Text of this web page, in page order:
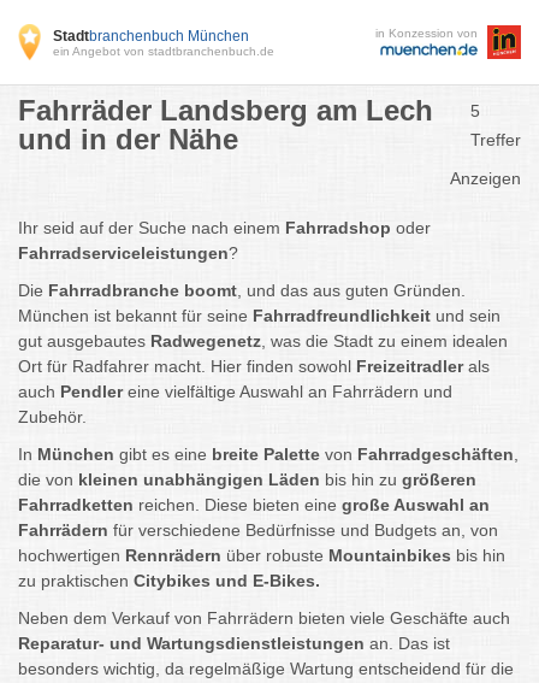
Stadtbranchenbuch München
ein Angebot von stadtbranchenbuch.de
in Konzession von
Fahrräder Landsberg am Lech
und in der Nähe
5
Treffer
Anzeigen
Ihr seid auf der Suche nach einem Fahrradshop oder
Fahrradserviceleistungen?
Die Fahrradbranche boomt , und das aus guten Gründen.
München ist bekannt für seine Fahrradfreundlichkeit und sein
gut ausgebautes Radwegenetz , was die Stadt zu einem idealen
Ort für Radfahrer macht. Hier finden sowohl Freizeitradlerals
auch Pendlereine vielfältige Auswahl an Fahrrädern und
Zubehör.
In München gibt es eine breite Palette von Fahrradgeschäften
die von kleinen unabhängigen Läden bis hin zu größeren
Fahrradketten reichen. Diese bieten eine große Auswahl an
Fahrrädern für verschiedene Bedürfnisse und Budgets an, von
hochwertigen Rennrädern über robuste Mountainbikes bis hin
zu praktischen Citybikes und E-Bikes.
Neben dem Verkauf von Fahrrädern bieten viele Geschäfte auch
Reparatur- und Wartungsdienstleistungen an. Das ist
besonders wichtig, da regelmäßige Wartung entscheidend für die